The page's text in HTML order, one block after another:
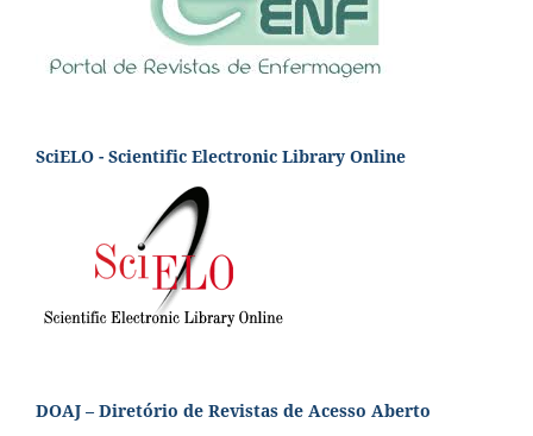
SciELO - Scientific Electronic Library Online
DOAJ – Diretório de Revistas de Acesso Aberto